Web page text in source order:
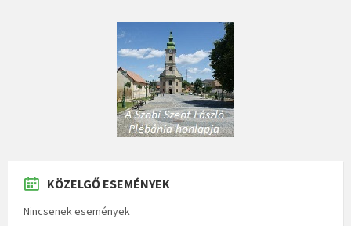
KÖZELGŐ ESEMÉNYEK
Nincsenek események